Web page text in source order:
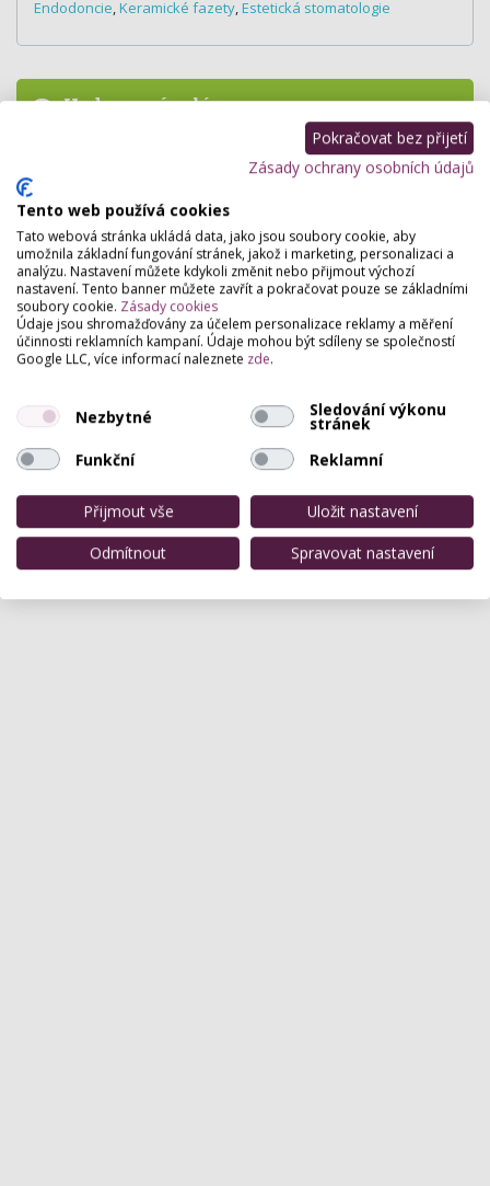
Endodoncie,Keramické fazety,Estetická stomatologie
Hodnocení salónu
přihlašte.
Pokračovat bez přijetí
Zásady ochrany osobních údajů
Tento web používá cookies
Tato webová stránka ukládá data, jako jsou soubory cookie, aby
umožnila základní fungování stránek, jakož i marketing, personalizaci a
analýzu. Nastavení můžete kdykoli změnit nebo přijmout výchozí
nastavení. Tento banner můžete zavřít a pokračovat pouze se základními
soubory cookie. Zásady cookies
Údaje jsou shromažďovány za účelem personalizace reklamy a měření
účinnosti reklamních kampaní. Údaje mohou být sdíleny se společností
Google LLC, více informací naleznete zde.
Nezbytné Sledování výkonu
stránek
Funkční
Reklamní
Přijmout vše
Uložit nastavení
Odmítnout
Spravovat nastavení